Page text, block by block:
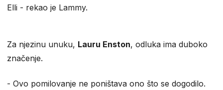
Elli - rekao je Lammy.
Za njezinu unuku, Lauru Enston, odluka ima duboko
značenje.
- Ovo pomilovanje ne poništava ono što se dogodilo.